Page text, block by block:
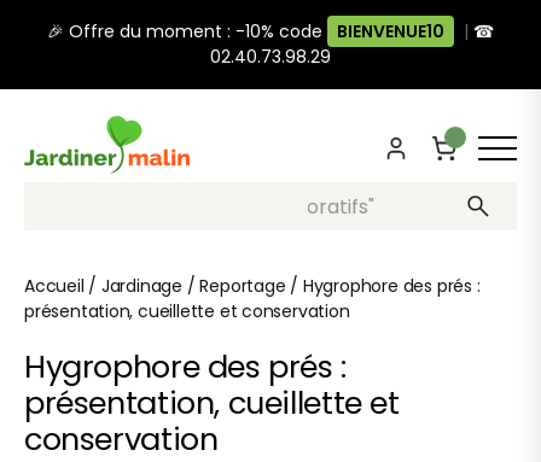
🎉 Offre du moment : -10% code BIENVENUE10 | ☎
02.40.73.98.29
Recherche, ex: "pots décoratifs"
Accueil / Jardinage /Reportage / Hygrophore des prés :
présentation, cueillette et conservation
Hygrophore des prés :
présentation, cueillette et
conservation